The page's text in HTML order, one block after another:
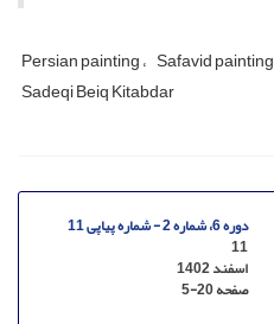
Persian painting Safavid painting
Sadeqi Beiq Kitabdar
دوره 6، شماره 2 - شماره پیاپی 11
11
اسفند 1402
صفحه5-20